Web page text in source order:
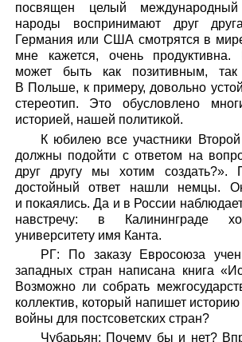
посвящен целый
народы воспринимают друг
Германия или США смотрятся в
мне кажется, очень продуктивна.
может быть как позитивным,
В Польше, к примеру, довольно
стереотип. Это обусловлено
историей, нашей политикой.
К юбилею все участники
должны подойти с ответом на
друг другу мы хотим создать?».
достойный ответ нашли немцы.
и покаялись. Да и в России
навстречу: в Калининграде
университету имя Канта.
РГ: По заказу Евросоюза
западных стран написана книга
Возможно ли собрать
коллектив, который напишет
войны для постсоветских стран?
Чубарьян: Почему бы и нет?